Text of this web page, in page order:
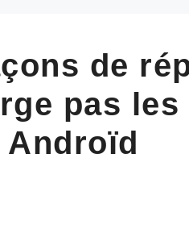
de
pas
Androïd